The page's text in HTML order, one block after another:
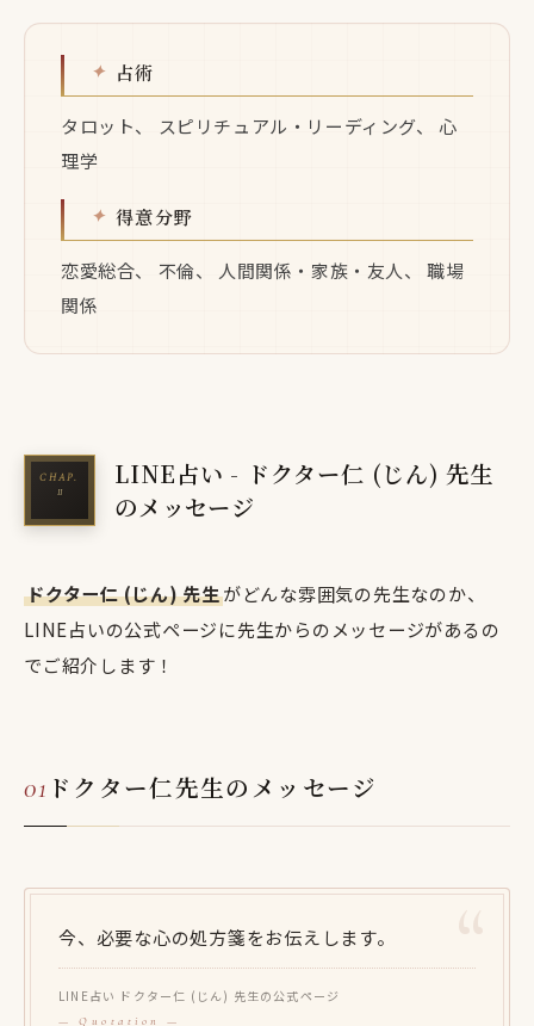
占術
タロット、 スピリチュアル・リーディング、 心
理学
得意分野
恋愛総合、 不倫、 人間関係・家族・友人、 職場
関係
LINE占い - ドクター仁 (じん) 先生
のメッセージ
ドクター仁 (じん) 先生がどんな雰囲気の先生なのか、
LINE占いの公式ページに先生からのメッセージがあるの
でご紹介します！
ドクター仁先生のメッセージ
今、必要な心の処方箋をお伝えします。
LINE占い ドクター仁 (じん) 先生の公式ページ